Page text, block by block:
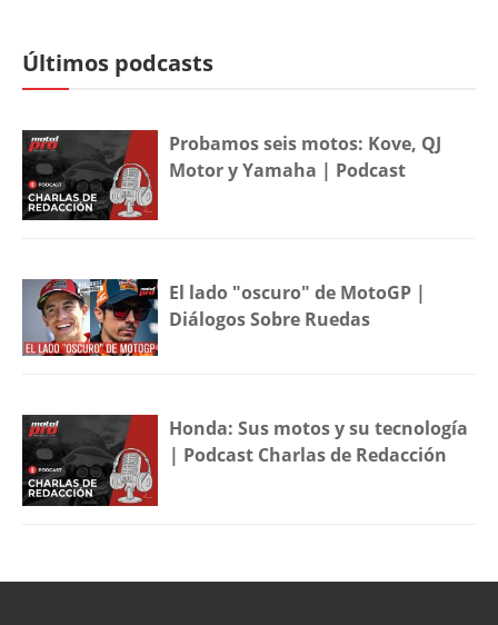
Últimos podcasts
Probamos seis motos: Kove, QJ
Motor y Yamaha | Podcast
El lado "oscuro" de MotoGP |
Diálogos Sobre Ruedas
Honda: Sus motos y su tecnología
| Podcast Charlas de Redacción